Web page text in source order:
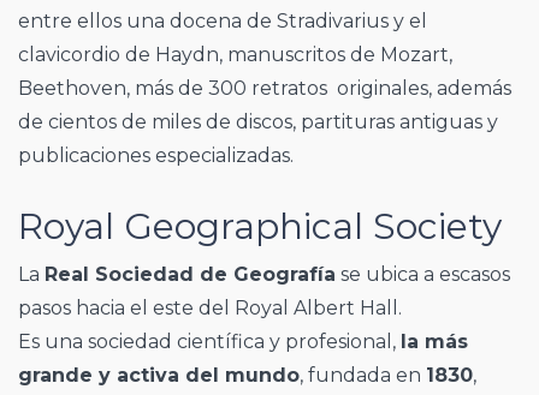
entre ellos una docena de Stradivarius y el
clavicordio de Haydn, manuscritos de Mozart,
Beethoven, más de 300 retratos originales, además
de cientos de miles de discos, partituras antiguas y
publicaciones especializadas.
Royal Geographical Society
La Real Sociedad de Geografía se ubica a escasos
pasos hacia el este del Royal Albert Hall.
Es una sociedad científica y profesional, la más
grande y activa del mundo, fundada en 1830,